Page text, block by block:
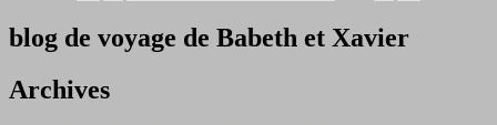
blog de voyage de Babeth et Xavier
Archives